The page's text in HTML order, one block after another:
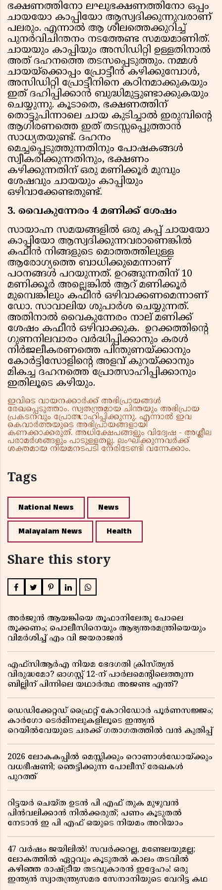
ഭക്ഷണത്തിനോ ലഘുഭക്ഷണത്തിനോ ഒപ്പം
ചായയോ കാപ്പിയോ ആസ്വദിക്കുന്നുവരാണ്
പലരും. എന്നാല്‍ ആ ശീലത്തെക്കുറിച്ച്
പുനര്‍വിചിന്തനം നടത്തേണ്ട സമയമാണിത്.
ചായയും കാപ്പിയും അസിഡിറ്റി ഉള്ളതിനാല്‍
അത് ദഹനത്തെ തടസപ്പെടുത്തും. നമ്മള്‍
ചായയ്ക്കൊപ്പം പ്രോട്ടീന്‍ കഴിക്കുമ്പോള്‍,
അസിഡിറ്റി പ്രോട്ടീനിനെ കഠിനമാക്കുകയും
ഇത് ദഹിപ്പിക്കാന്‍ ബുദ്ധിമുട്ടുണ്ടാക്കുകയും
ചെയ്യുന്നു. കൂടാതെ, ഭക്ഷണത്തിന്
തൊട്ടുപിന്നാലെ ചായ കുടിച്ചാല്‍ ഇരുമ്പിന്റെ
ആഗിരണത്തെ ഇത് തടസ്സപ്പെുത്താന്‍
സാധ്യതയുണ്ട്. ദഹനം
മെച്ചപ്പെടുത്തുന്നതിനും പോഷകങ്ങള്‍
സ്വീകരിക്കുന്നതിനും, ഭക്ഷണം
കഴിക്കുന്നതിന് ഒരു മണിക്കൂര്‍ മുമ്പും
ശേഷവും ചായയും കാപ്പിയും
ഒഴിവാക്കേണ്ടതുണ്ട്.
3. വൈകുന്നേരം 4 മണിക്ക് ശേഷം
സായാഹ്ന സമയങ്ങളില്‍ ഒരു കപ്പ് ചായയോ
കാപ്പിയോ ആസ്വദിക്കുന്നവരാണെങ്കില്‍
കഫീന്‍ നിങ്ങളുടെ മൊത്തത്തിലുള്ള
ആരോഗ്യത്തെ ബാധിക്കുമെന്നാണ്
പഠനങ്ങള്‍ പറയുന്നത്. ഉറങ്ങുന്നതിന് 10
മണിക്കൂര്‍ അല്ലെങ്കില്‍ ആറ് മണിക്കൂര്‍
മുമ്പെങ്കിലും കഫീന്‍ ഒഴിവാക്കണമെന്നാണ്
ഡോ. സാവാലിയ ശുപാര്‍ശ ചെയ്യുന്നത്.
അതിനാല്‍ വൈകുന്നേരം നാല് മണിക്ക്
ശേഷം കഫീന്‍ ഒഴിവാക്കുക. ഉറക്കത്തിന്റെ
ഗുണനിലവാരം വര്‍ദ്ധിപ്പിക്കാനും കരള്‍
നിര്‍ജലീകരണത്തെ പിന്തുണയ്ക്കാനും
കോര്‍ട്ടിസോളിന്റെ അളവ് കുറയ്ക്കാനും
മികച്ച ദഹനത്തെ പ്രോത്സാഹിപ്പിക്കാനും
ഇതിലൂടെ കഴിയും.
ഇവിടെ വായനക്കാർക്ക് അഭിപ്രായങ്ങൾ
രേഖപ്പെടുത്താം. സ്വതന്ത്രമായ ചിന്തയും അഭിപ്രായ
പ്രകടനവും പ്രോത്സാഹിപ്പിക്കുന്നു. എന്നാൽ ഇവ
കെവാർത്തയുടെ അഭിപ്രായങ്ങളായി
കണക്കാക്കരുത്. അധിക്ഷേപങ്ങളും വിദ്വേഷ - അശ്ലീല
പരാമർശങ്ങളും പാടുള്ളതല്ല. ലംഘിക്കുന്നവർക്ക്
ശക്തമായ നിയമനടപടി നേരിടേണ്ടി വന്നേക്കാം.
Tags
National News News
Malayalam News Health
Share this story
അർജുൻ ആയങ്കിയെ തൂഫാനിലേതു പോലെ
തൂക്കണം; പൊലീസിനെയും ആഭ്യന്തരമന്ത്രിയെയും
വിമർശിച്ച് എം വി ജയരാജൻ
എഫ്സിആർഎ നിയമ ഭേദഗതി ക്രിസ്ത്യൻ
വിരുദ്ധമോ? ഓഗസ്റ്റ് 12-ന് പാർലമെന്റിലെത്തുന്ന
ബില്ലിന് പിന്നിലെ യഥാർത്ഥ അജണ്ട എന്ത്?
ഡെഡിക്കേറ്റഡ് ഫ്രൈറ്റ് കോറിഡോർ പൂർണസജ്ജം;
കാർഗോ ടെർമിനലുകളിലൂടെ ഇന്ത്യൻ
റെയിൽവേയുടെ ചരക്ക് ഗതാഗതത്തിൽ വൻ കുതിപ്പ്
2026 ലോകകപ്പിൽ മെസ്സിക്കും റൊണാൾഡോയ്ക്കും
വധഭീഷണി; ഞെട്ടിക്കുന്ന പോലീസ് രേഖകൾ
പുറത്ത്
റിട്ടയർ ചെയ്ത ഉടൻ പി എഫ് തുക മുഴുവൻ
പിൻവലിക്കാൻ നിൽക്കരുത്; പണം കൂടുതൽ
നേടാൻ ഇ പി എഫ് ഒയുടെ നിയമം അറിയാം
47 വർഷം ജയിലിൽ! സവർക്കറല്ല, മണ്ടേലയുമല്ല;
ലോകത്തിൽ ഏറ്റവും കൂടുതൽ കാലം തടവിൽ
കഴിഞ്ഞ രാഷ്ട്രീയ തടവുകാരൻ ഇദ്ദേഹം! ഒരു
ഇന്ത്യൻ സ്വാതന്ത്ര്യസമര സേനാനിയുടെ വേറിട്ട കഥ